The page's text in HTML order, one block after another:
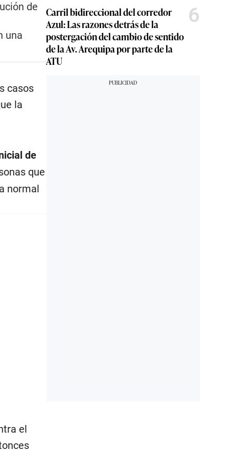
de
una
casos
la
de
que
normal
el
Carril bidireccional del corredor
Azul: Las razones detrás de la
postergación del cambio de sentido
de la Av. Arequipa por parte de la
ATU
6